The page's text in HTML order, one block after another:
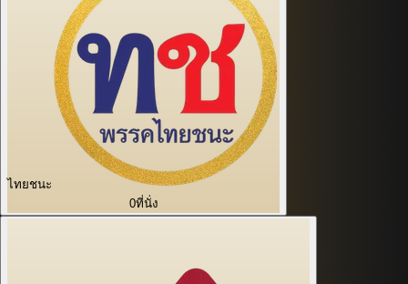
ไทยชนะ
0ที่นั่ง